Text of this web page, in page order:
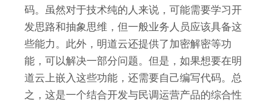
码。虽然对于技术纯的人来说，可能需要学习开
发思路和抽象思维，但一般业务人员应该具备这
些能力。此外，明道云还提供了加密解密等功
能，可以解决一部分问题。但是，如果想要在明
道云上嵌入这些功能，还需要自己编写代码。总
之，这是一个结合开发与民调运营产品的综合性